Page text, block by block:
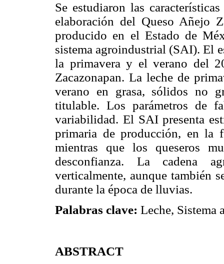
Se estudiaron las
elaboración del Queso Añejo
producido en el Estado de
sistema agroindustrial (SAI). El
la primavera y el verano del
Zacazonapan. La leche de
verano en grasa, sólidos no
titulable. Los parámetros de
variabilidad. El SAI presenta
primaria de producción, en la
mientras que los queseros
desconfianza. La cadena
verticalmente, aunque también
durante la época de lluvias.
Palabras clave: Leche, Sistema
ABSTRACT